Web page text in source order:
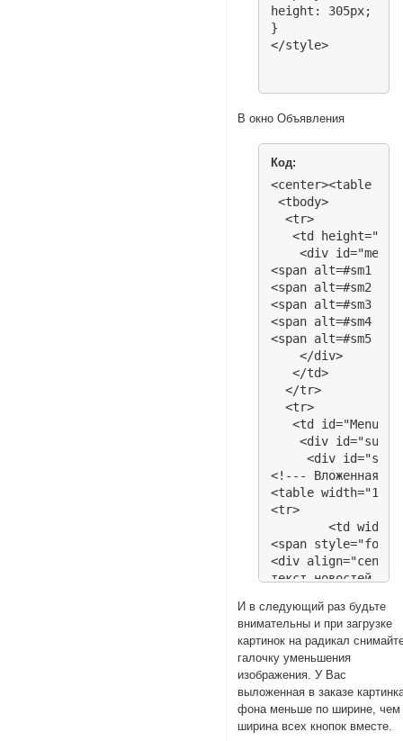
height: 305px;
}
</style>
В окно Объявления
Код:
<center><table
<tbody>
  <tr>
<td
<div
<span alt=#sm1
<span alt=#sm2
<span alt=#sm3
<span alt=#sm4
<span alt=#sm5
    </div>
   </td>
  </tr>
  <tr>
<td
<div
<div
<!--- Вложенная
<table
<tr>
	<td width="60%" align="center">
<span
<div
текст новостей
	</td>
	<td width="40%" align="center">
<span
<div
текст времени и
</div>
</td>
</tr>
И в следующий раз будьте
внимательны и при загрузке
картинок на радикал
галочку уменьшения
изображения. У Вас
выложенная в заказе
фона меньше по ширине, чем
ширина всех кнопок вместе.